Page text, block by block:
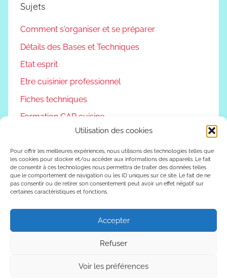
Utilisation des cookies
Pour offrir les meilleures expériences, nous utilisons des technologies telles que
les cookies pour stocker et/ou accéder aux informations des appareils. Le fait
de consentir à ces technologies nous permettra de traiter des données telles
que le comportement de navigation ou les ID uniques sur ce site. Le fait de ne
pas consentir ou de retirer son consentement peut avoir un effet négatif sur
certaines caractéristiques et fonctions.
Accepter
Refuser
Voir les préférences
Sujets
Comment s'organiser et se préparer
Détails des Bases et Techniques
Etat esprit
Etre cuisinier professionnel
Fiches techniques
Formation CAP cuisine
Podcast
Reconversion professionnelle
Vivre autrement